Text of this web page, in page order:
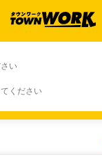
い
ください